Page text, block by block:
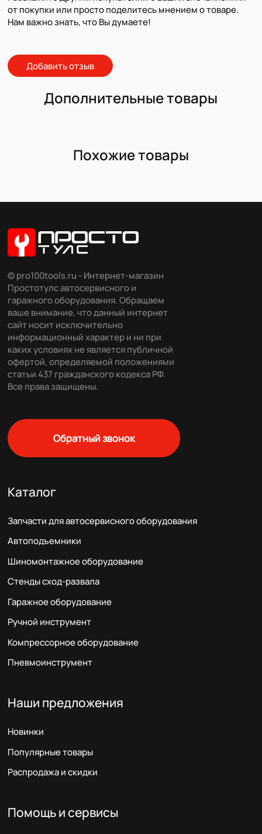
от покупки или просто поделитесь мнением о товаре.
Нам важно знать, что Вы думаете!
Добавить отзыв
Дополнительные товары
Похожие товары
© pro100tools.ru - Интернет-магазин
Простотулс автосервисного и
гаражного оборудования. Обращаем
ваше внимание, что данный интернет
сайт носит исключительно
информационный характер и ни при
каких условиях не является публичной
офертой, определяемой положениями
статьи 437 гражданского кодекса РФ.
Все права защищены.
Обратный звонок
Каталог
Запчасти для автосервисного оборудования
Автоподъемники
Шиномонтажное оборудование
Стенды сход-развала
Гаражное оборудование
Ручной инструмент
Компрессорное оборудование
Пневмоинструмент
Наши предложения
Новинки
Популярные товары
Распродажа и скидки
Помощь и сервисы